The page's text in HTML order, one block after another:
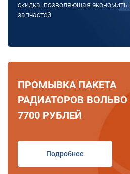
скидка, позволяющая экономить
запчастей
ПРОМЫВКА ПАКЕТА
РАДИАТОРОВ ВОЛЬВО
7700 РУБЛЕЙ
Подробнее